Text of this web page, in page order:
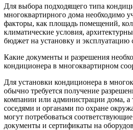
Для выбора подходящего типа
многоквартирного дома необходимо
факторы, как площадь помещений,
климатические условия,
бюджет на установку и эксплуатацию
Какие документы и разрешения
кондиционера в многоквартирном
Для установки кондиционера в
обычно требуется получение
компании или администрации дома, а
соседями и органами по охране
могут потребоваться
документы и сертификаты на